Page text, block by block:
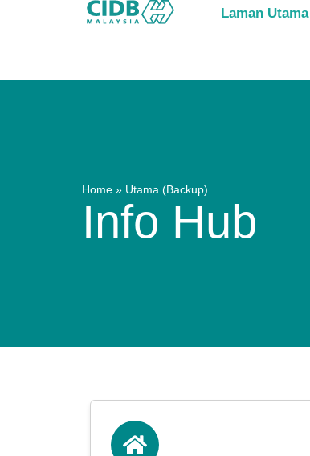
Laman Utama
Home » Utama (Backup)
Info Hub